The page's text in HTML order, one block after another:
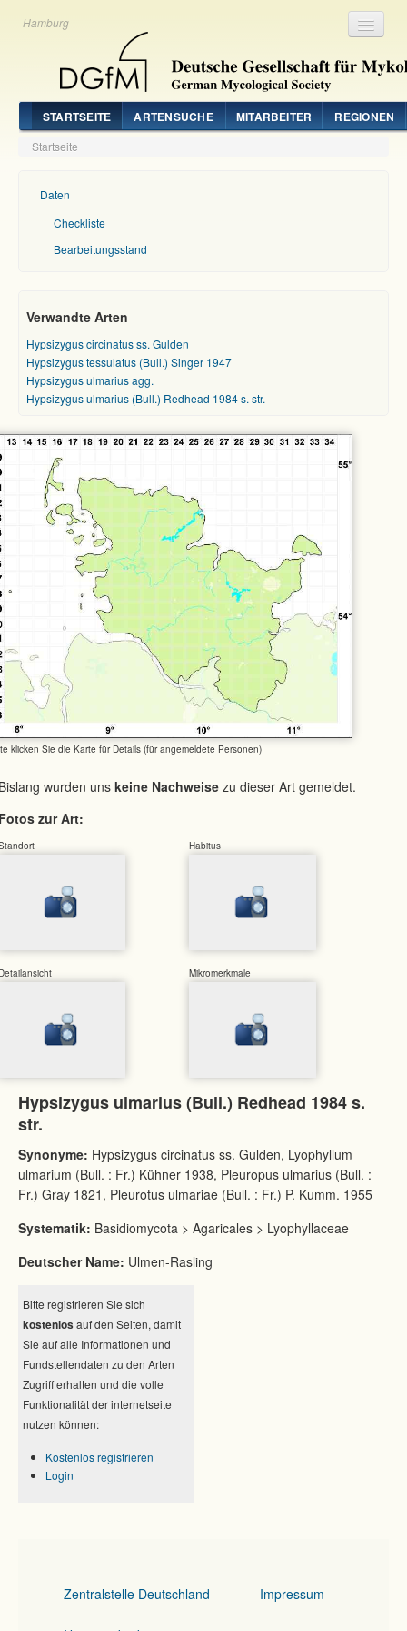
Hamburg
STARTSEITE ARTENSUCHE MITARBEITER REGIONEN
Startseite
Daten
Checkliste
Bearbeitungsstand
Verwandte Arten
Hypsizygus circinatus ss. Gulden
Hypsizygus tessulatus (Bull.) Singer 1947
Hypsizygus ulmarius agg.
Hypsizygus ulmarius (Bull.) Redhead 1984 s. str.
klicken Sie die Karte für Details (für angemeldete Personen)
wurden uns keine Nachweise zu dieser Art gemeldet.
zur Art:
Habitus
Mikromerkmale
Hypsizygus ulmarius (Bull.) Redhead 1984 s.
str.
Synonyme: Hypsizygus circinatus ss. Gulden, Lyophyllum
ulmarium (Bull. : Fr.) Kühner 1938, Pleuropus ulmarius (Bull. :
Fr.) Gray 1821, Pleurotus ulmariae (Bull. : Fr.) P. Kumm. 1955
Systematik: Basidiomycota > Agaricales > Lyophyllaceae
Deutscher Name: Ulmen-Rasling
Bitte registrieren Sie sich
kostenlos auf den Seiten, damit
Sie auf alle Informationen und
Fundstellendaten zu den Arten
Zugriff erhalten und die volle
Funktionalität der internetseite
nutzen können:
Kostenlos registrieren
Login
Zentralstelle Deutschland Impressum